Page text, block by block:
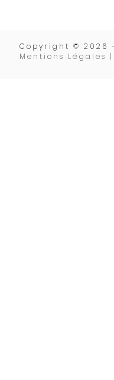
Copyrigh t © 2026
Mentions Légales